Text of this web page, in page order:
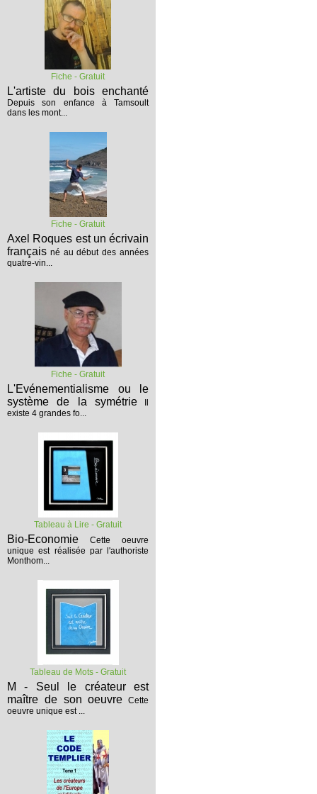
Fiche - Gratuit
L'artiste du bois enchanté
Depuis son enfance à Tamsoult
dans les mont...
Fiche - Gratuit
Axel Roques est un écrivain
français né au début des années
quatre-vin...
Fiche - Gratuit
L'Evénementialisme ou le
système de la symétrie
existe 4 grandes fo...
Tableau à Lire - Gratuit
Bio-Economie
Cette oeuvre
unique est réalisée par l'authoriste
Monthom...
Tableau de Mots - Gratuit
M - Seul le créateur est
maître de son oeuvre Cette
oeuvre unique est ...